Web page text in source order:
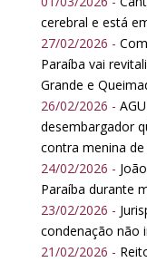
cerebral e está
27/02/2026 -
Paraíba vai
Grande e
26/02/2026 -
desembargador
contra menina
24/02/2026 -
Paraíba durante
23/02/2026 -
condenação não
21/02/2026 -